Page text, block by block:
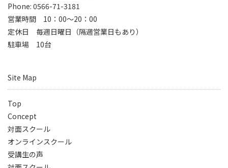
Phone: 0566-71-3181
営業時間 10：00～20：00
定休日 毎週日曜日（隔週営業日もあり）
駐車場 10台
Site Map
Top
Concept
対面スクール
オンラインスクール
受講生の声